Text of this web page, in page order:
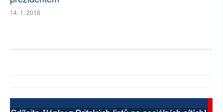
14. 1. 2016